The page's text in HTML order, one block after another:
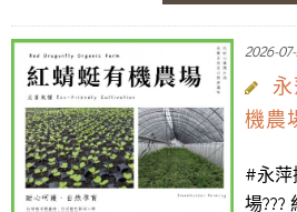
2026-
機農
#永萍
場???